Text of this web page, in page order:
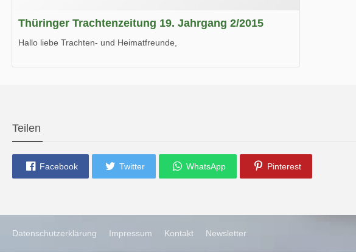
Thüringer Trachtenzeitung 19. Jahrgang 2/2015
Hallo liebe Trachten- und Heimatfreunde,
Teilen
Facebook Twitter WhatsApp Pinterest
Datenschutzerklärung Impressum Kontakt Newsletter